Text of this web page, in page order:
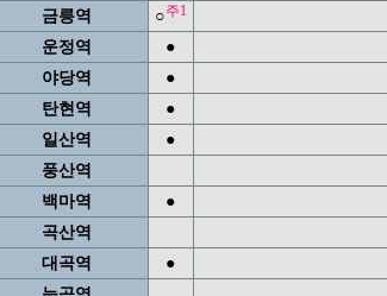
금릉역
○주1
운정역
●
야당역
●
탄현역
●
일산역
●
풍산역
백마역
●
곡산역
대곡역
●